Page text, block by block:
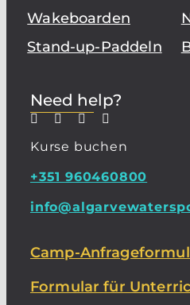
Wakeboarden
Stand-up-Paddeln
Need help?
Kurse buchen
+351 960460800
Camp-
Formular für